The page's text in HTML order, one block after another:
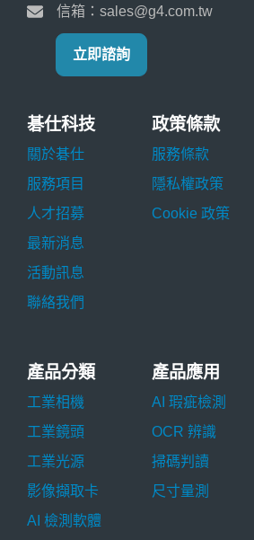
信箱：sales@g4.com.tw
立即諮詢
碁仕科技
關於碁仕
服務項目
人才招募
最新消息
活動訊息
聯絡我們
政策條款
服務條款
隱私權政策
Cookie 政策
產品分類
工業相機
工業鏡頭
工業光源
影像擷取卡
AI 檢測軟體
產品應用
AI 瑕疵檢測
OCR 辨識
掃碼判讀
尺寸量測